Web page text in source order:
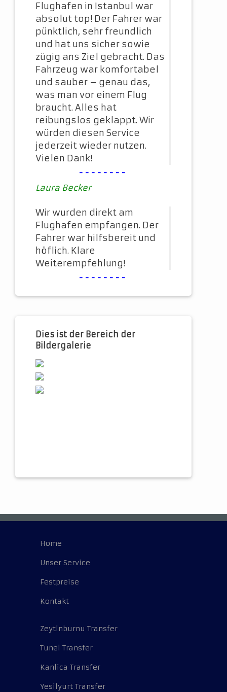
Flughafen in Istanbul war
absolut top! Der Fahrer war
pünktlich, sehr freundlich
und hat uns sicher sowie
zügig ans Ziel gebracht. Das
Fahrzeug war komfortabel
und sauber – genau das,
was man vor einem Flug
braucht. Alles hat
reibungslos geklappt. Wir
würden diesen Service
jederzeit wieder nutzen.
Vielen Dank!
--------
Laura Becker
Wir wurden direkt am
Flughafen empfangen. Der
Fahrer war hilfsbereit und
höflich. Klare
Weiterempfehlung!
--------
Dies ist der Bereich der
Bildergalerie
Home
Unser Service
Festpreise
Kontakt
Zeytinburnu Transfer
Tunel Transfer
Kanlica Transfer
Yesilyurt Transfer